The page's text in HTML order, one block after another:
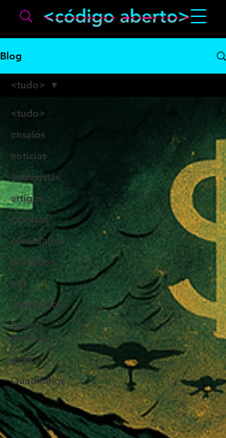
Blog
<tudo>
ensaios
notícias
entrevistas
artigos
crônicas
convidados
pescados
out
reportagem
Texto /
Reflexão
geek
Quadrinhos
<tudo>